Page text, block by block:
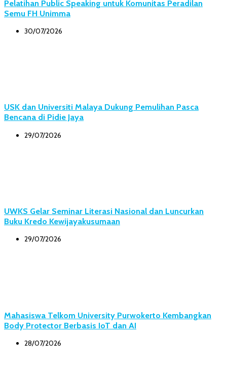
Pelatihan Public Speaking untuk Komunitas Peradilan
Semu FH Unimma
30/07/2026
USK dan Universiti Malaya Dukung Pemulihan Pasca
Bencana di Pidie Jaya
29/07/2026
UWKS Gelar Seminar Literasi Nasional dan Luncurkan
Buku Kredo Kewijayakusumaan
29/07/2026
Mahasiswa Telkom University Purwokerto Kembangkan
Body Protector Berbasis IoT dan AI
28/07/2026